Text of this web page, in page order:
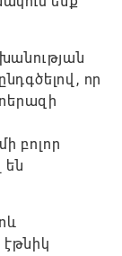
որ
բոլոր
են